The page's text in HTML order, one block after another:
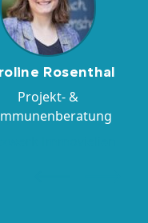
Rosenthal
Projekt- &